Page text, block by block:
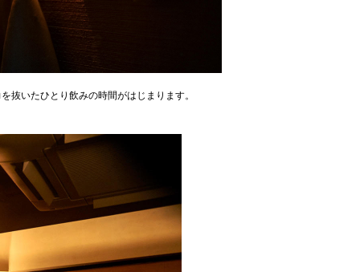
抜いたひとり飲みの時間がはじまります。